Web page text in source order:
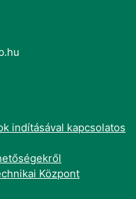
indításával kapcsolatos
Központ